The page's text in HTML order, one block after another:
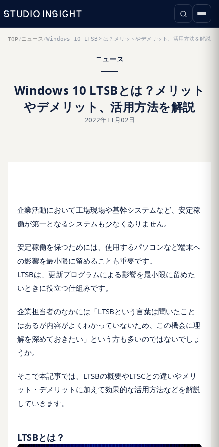
TOP / ニュース /Windows 10 LTSBとは？メリットやデメリット、活用方法を解説
ニュース
Windows 10 LTSBとは？メリット
やデメリット、活用方法を解説
2022年11月02日
企業活動において工場現場や基幹システムなど、安定稼
働が第一となるシステムも少なくありません。
安定稼働を保つためには、使用するパソコンなど端末へ
の影響を最小限に留めることも重要です。
LTSBは、更新プログラムによる影響を最小限に留めた
いときに役立つ仕組みです。
企業担当者のなかには「LTSBという言葉は聞いたこと
はあるが内容がよくわかっていないため、この機会に理
解を深めておきたい 」という方も多いのではないでしょ
うか。
そこで本記事では、LTSBの概要やLTSCとの違いやメリ
ット・デメリットに加えて効果的な活用方法などを解説
していきます。
LTSBとは？